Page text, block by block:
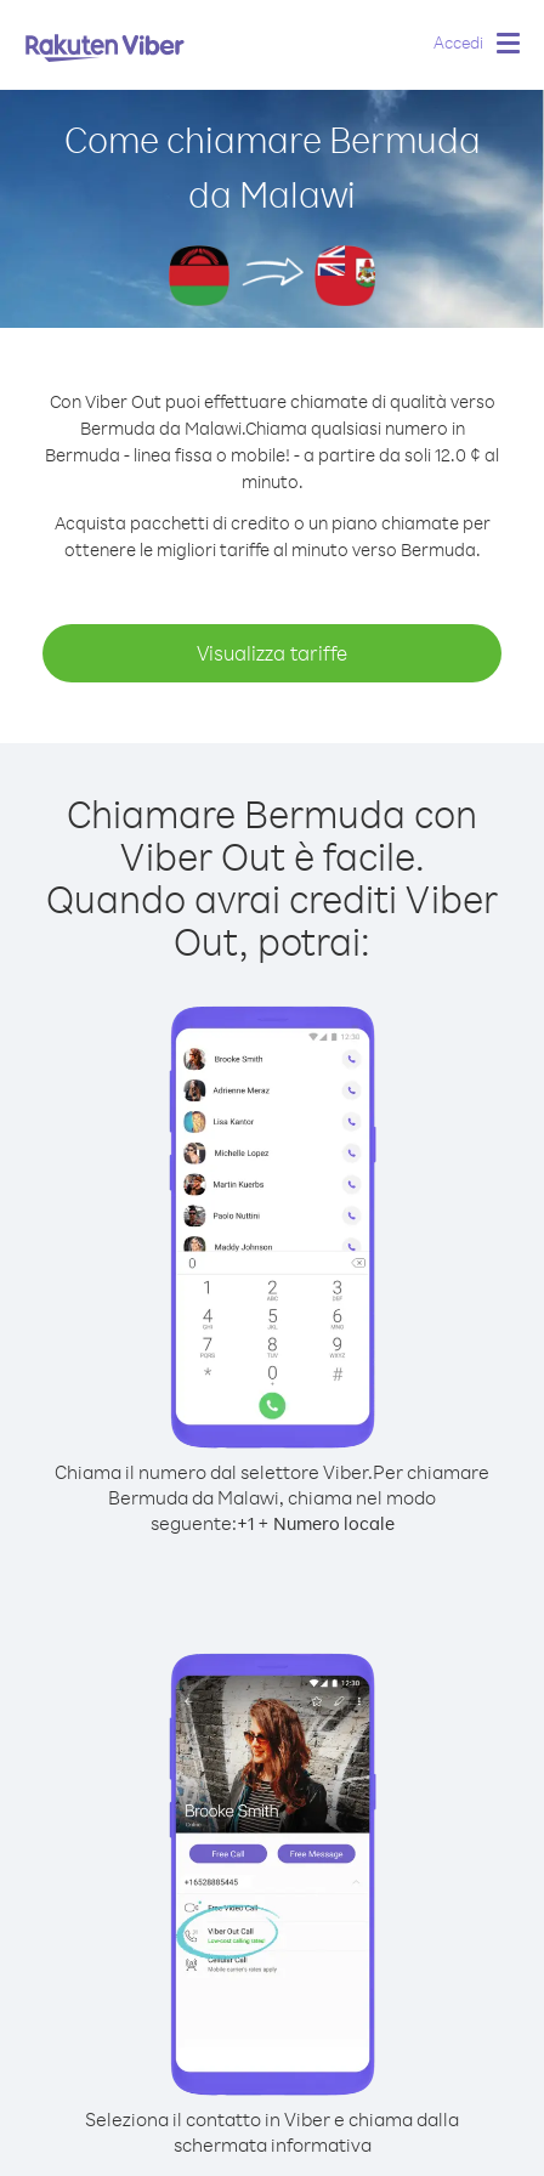
Accedi
Come chiamare Bermuda
da Malawi
Con Viber Out puoi effettuare chiamate di qualità verso
Bermuda da Malawi.Chiama qualsiasi numero in
Bermuda - linea fissa o mobile! - a partire da soli 12.0 ¢ al
minuto.
Acquista pacchetti di credito o un piano chiamate per
ottenere le migliori tariffe al minuto verso Bermuda.
Visualizza tariffe
Chiamare Bermuda con
Viber Out è facile.
Quando avrai crediti Viber
Out, potrai:
Chiama il numero dal selettore Viber.Per chiamare
Bermuda da Malawi, chiama nel modo
seguente:+1+ Numero locale
Seleziona il contatto in Viber e chiama dalla
schermata informativa